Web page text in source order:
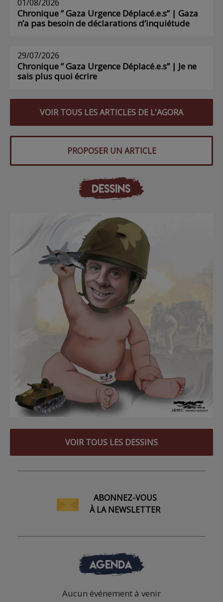
01/08/2026
Chronique ” Gaza Urgence Déplacé.e.s” | Gaza
n’a pas besoin de déclarations d’inquiétude
29/07/2026
Chronique ” Gaza Urgence Déplacé.e.s” | Je ne
sais plus quoi écrire
VOIR TOUS LES ARTICLES DE L'AGORA
PROPOSER UN ARTICLE
DESSINS
VOIR TOUS LES DESSINS
ABONNEZ-VOUS
À LA NEWSLETTER
AGENDA
Aucun événement à venir